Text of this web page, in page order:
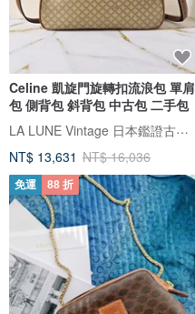
Celine 凱旋門旋轉扣流浪包 單肩
包 側背包 斜背包 中古包 二手包
LA LUNE Vintage 日本鑑證古董品選物店
NT$ 13,631 NT$ 16,036
免運 88 折